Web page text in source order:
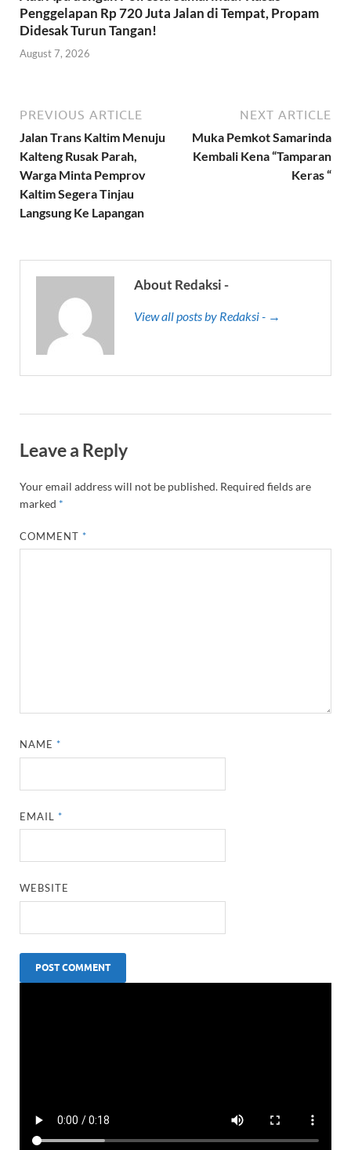
Penggelapan Rp 720 Juta Jalan di Tempat, Propam
Didesak Turun Tangan!
August 7, 2026
PREVIOUS ARTICLE
Jalan Trans Kaltim Menuju
Kalteng Rusak Parah,
Warga Minta Pemprov
Kaltim Segera Tinjau
Langsung Ke Lapangan
NEXT ARTICLE
Muka Pemkot Samarinda
Kembali Kena “Tamparan
Keras “
About Redaksi -
View all posts by Redaksi - →
Leave a Reply
Your email address will not be published. Required fields are
marked *
COMMENT*
NAME*
EMAIL*
WEBSITE